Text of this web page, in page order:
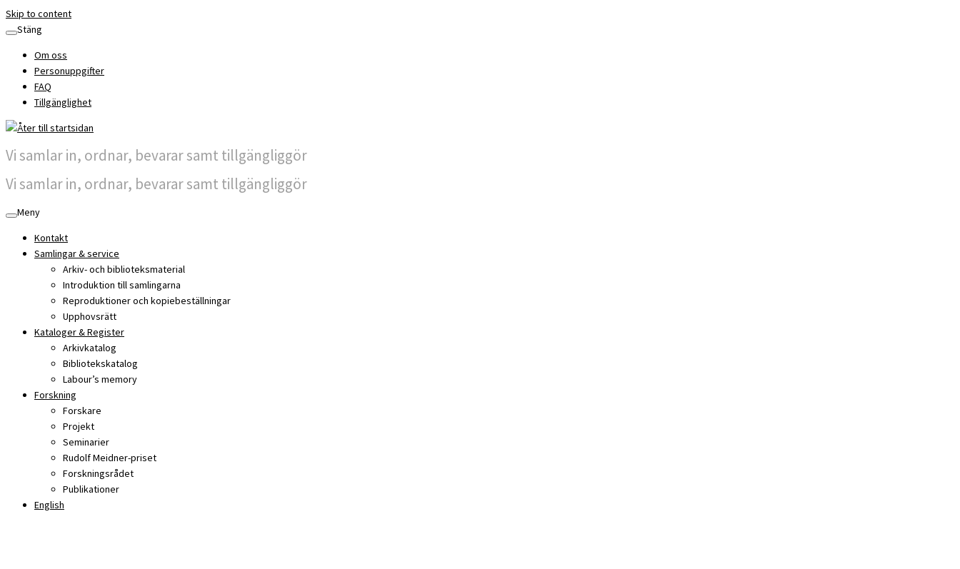
Skip to content
Stäng
Om oss
Personuppgifter
FAQ
Tillgänglighet
Vi samlar in, ordnar, bevarar samt tillgängliggör
Vi samlar in, ordnar, bevarar samt tillgängliggör
Meny
Kontakt
Samlingar & service
Arkiv- och biblioteksmaterial
Introduktion till samlingarna
Reproduktioner och kopiebeställningar
Upphovsrätt
Kataloger & Register
Arkivkatalog
Bibliotekskatalog
Labour’s memory
Forskning
Forskare
Projekt
Seminarier
Rudolf Meidner-priset
Forskningsrådet
Publikationer
English